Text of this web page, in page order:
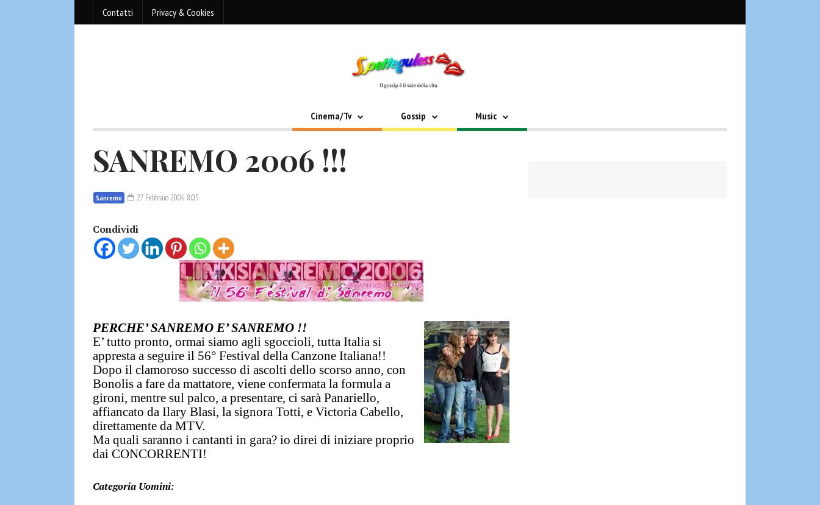
Contatti Privacy & Cookies
Cinema/Tv Gossip Music
SANREMO 2006 !!!
Sanremo 27 Febbraio 2006 8:05
Condividi
PERCHE’ SANREMO E’ SANREMO !!
E’ tutto pronto, ormai siamo agli sgoccioli, tutta Italia si
appresta a seguire il 56° Festival della Canzone Italiana!!
Dopo il clamoroso successo di ascolti dello scorso anno, con
Bonolis a fare da mattatore, viene confermata la formula a
gironi, mentre sul palco, a presentare, ci sarà Panariello,
affiancato da Ilary Blasi, la signora Totti, e Victoria Cabello,
direttamente da MTV.
Ma quali saranno i cantanti in gara? io direi di iniziare proprio
dai CONCORRENTI!
Categoria Uomini: